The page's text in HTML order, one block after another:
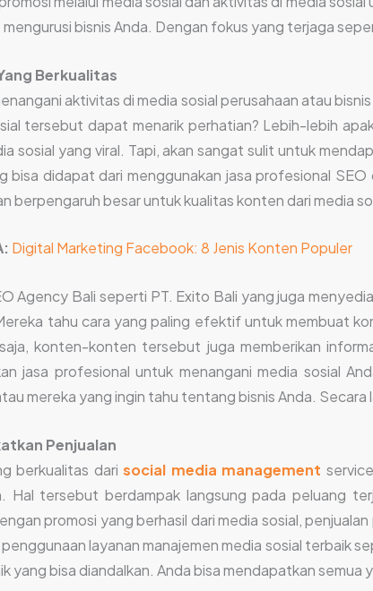
bisnis Anda. Dengan fokus yang terjaga
Berkualitas
aktivitas di media sosial perusahaan atau
tersebut dapat menarik perhatian? Lebih-lebih
sosial yang viral. Tapi, akan sangat sulit untuk
bisa didapat dari menggunakan jasa profesional
berpengaruh besar untuk kualitas konten dari media
Digital Marketing Facebook: 8 Jenis Konten Populer
Agency Bali seperti PT. Exito Bali yang juga
tahu cara yang paling efektif untuk membuat
konten-konten tersebut juga memberikan
jasa profesional untuk menangani media sosial
mereka yang ingin tahu tentang bisnis Anda.
Penjualan
berkualitas darisocial media management
Hal tersebut berdampak langsung pada peluang
promosi yang berhasil dari media sosial,
layanan manajemen media sosial terbaik
yang bisa diandalkan. Anda bisa mendapatkan